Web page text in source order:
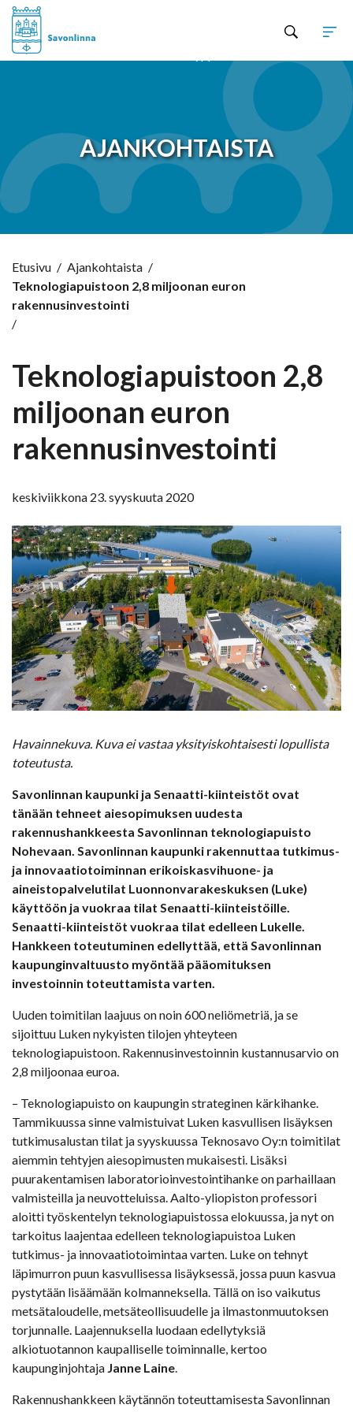
AJANKOHTAISTA
Etusivu / Ajankohtaista /
Teknologiapuistoon 2,8 miljoonan euron
rakennusinvestointi
/
Teknologiapuistoon 2,8
miljoonan euron
rakennusinvestointi
keskiviikkona 23. syyskuuta 2020
Havainnekuva. Kuva ei vastaa yksityiskohtaisesti lopullista
toteutusta.
Savonlinnan kaupunki ja Senaatti-kiinteistöt ovat
tänään tehneet aiesopimuksen uudesta
rakennushankkeesta Savonlinnan teknologiapuisto
Nohevaan. Savonlinnan kaupunki rakennuttaa tutkimus-
ja innovaatiotoiminnan erikoiskasvihuone- ja
aineistopalvelutilat Luonnonvarakeskuksen (Luke)
käyttöön ja vuokraa tilat Senaatti-kiinteistöille.
Senaatti-kiinteistöt vuokraa tilat edelleen Lukelle.
Hankkeen toteutuminen edellyttää, että Savonlinnan
kaupunginvaltuusto myöntää pääomituksen
investoinnin toteuttamista varten.
Uuden toimitilan laajuus on noin 600 neliömetriä, ja se
sijoittuu Luken nykyisten tilojen yhteyteen
teknologiapuistoon. Rakennusinvestoinnin kustannusarvio on
2,8 miljoonaa euroa.
– Teknologiapuisto on kaupungin strateginen kärkihanke.
Tammikuussa sinne valmistuivat Luken kasvullisen lisäyksen
tutkimusalustan tilat ja syyskuussa Teknosavo Oy:n toimitilat
aiemmin tehtyjen aiesopimusten mukaisesti. Lisäksi
puurakentamisen laboratorioinvestointihanke on parhaillaan
valmisteilla ja neuvotteluissa. Aalto-yliopiston professori
aloitti työskentelyn teknologiapuistossa elokuussa, ja nyt on
tarkoitus laajentaa edelleen teknologiapuistoa Luken
tutkimus- ja innovaatiotoimintaa varten. Luke on tehnyt
läpimurron puun kasvullisessa lisäyksessä, jossa puun kasvua
pystytään lisäämään kolmanneksella. Tällä on iso vaikutus
metsätaloudelle, metsäteollisuudelle ja ilmastonmuutoksen
torjunnalle. Laajennuksella luodaan edellytyksiä
alkiotuotannon kaupalliselle toiminnalle, kertoo
kaupunginjohtaja Janne Laine.
Rakennushankkeen käytännön toteuttamisesta Savonlinnan